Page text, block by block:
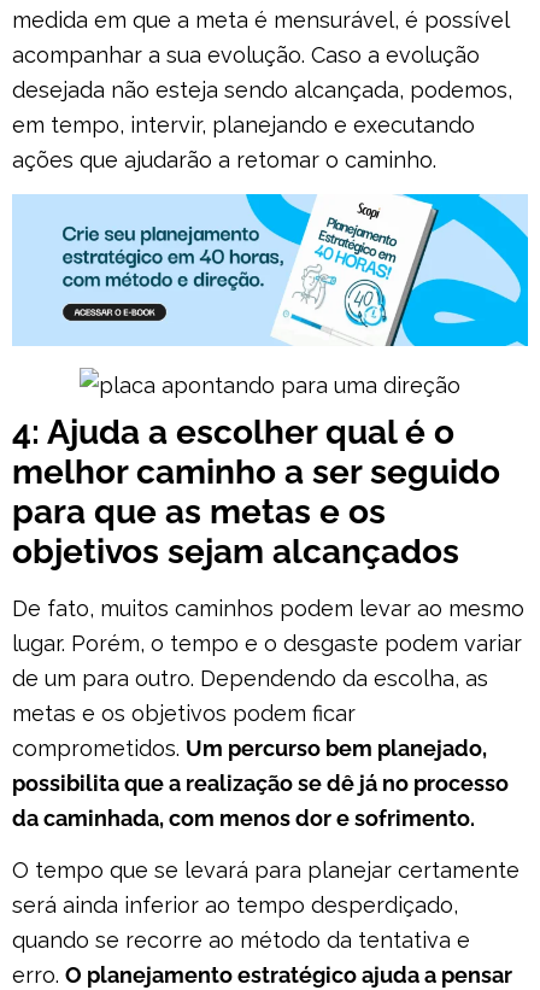
medida em que a meta é mensurável, é possível
acompanhar a sua evolução. Caso a evolução
desejada não esteja sendo alcançada, podemos,
em tempo, intervir, planejando e executando
ações que ajudarão a retomar o caminho.
4: Ajuda a escolher qual é o
melhor caminho a ser seguido
para que as metas e os
objetivos sejam alcançados
De fato, muitos caminhos podem levar ao mesmo
lugar. Porém, o tempo e o desgaste podem variar
de um para outro. Dependendo da escolha, as
metas e os objetivos podem ficar
comprometidos. Um percurso bem planejado,
possibilita que a realização se dê já no processo
da caminhada, com menos dor e sofrimento.
O tempo que se levará para planejar certamente
será ainda inferior ao tempo desperdiçado,
quando se recorre ao método da tentativa e
erro. O planejamento estratégico ajuda a pensar